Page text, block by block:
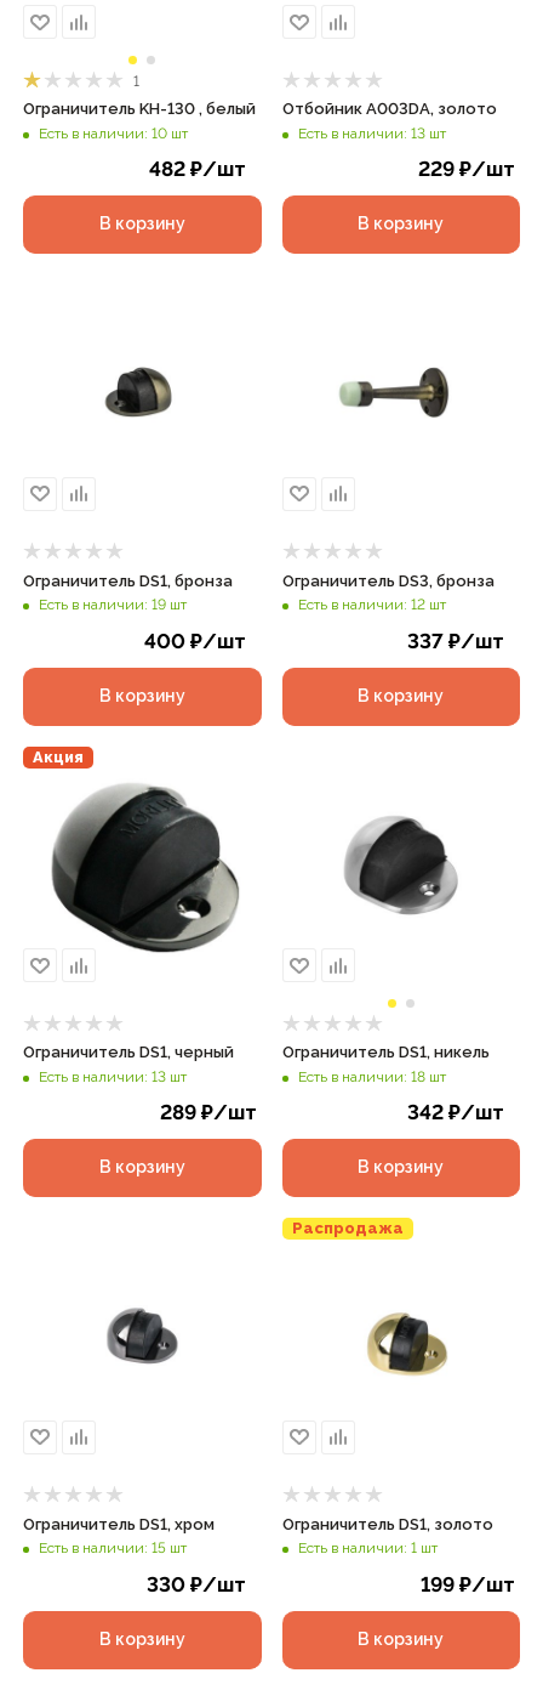
1
Ограничитель KH-130 , белый
Есть в наличии: 10 шт
482₽/шт
В корзину
Отбойник А003DA, золото
Есть в наличии: 13 шт
229 ₽/шт
В корзину
Ограничитель DS1, бронза
Есть в наличии: 19 шт
400₽/шт
В корзину
Ограничитель DS3, бронза
Есть в наличии: 12 шт
337 ₽/шт
В корзину
Акция
Ограничитель DS1, черный
Есть в наличии: 13 шт
289₽/шт
В корзину
Ограничитель DS1, никель
Есть в наличии: 18 шт
342 ₽/шт
В корзину
Ограничитель DS1, хром
Есть в наличии: 15 шт
330₽/шт
В корзину
Распродажа
Ограничитель DS1, золото
Есть в наличии: 1 шт
199 ₽/шт
В корзину